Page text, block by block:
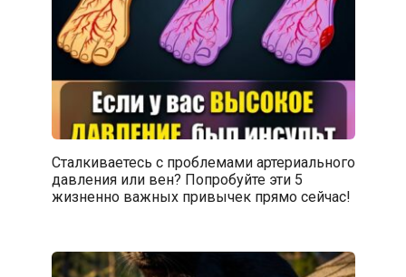
Сталкиваетесь с проблемами артериального
давления или вен? Попробуйте эти 5
жизненно важных привычек прямо сейчас!